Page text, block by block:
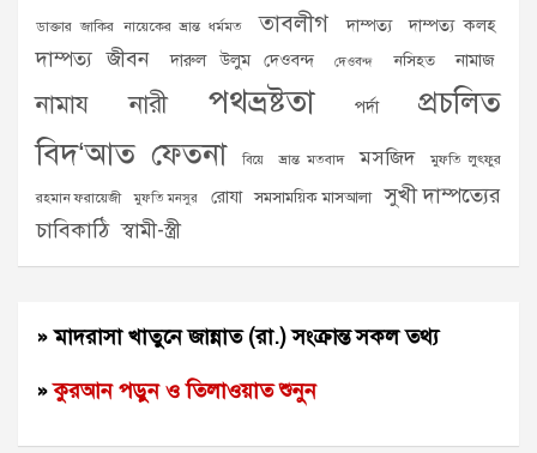
ডাক্তার জাকির নায়েকের ভ্রান্ত ধর্মমত তাবলীগ দাম্পত্য দাম্পত্য কলহ
দাম্পত্য জীবন দারুল উলুম দেওবন্দ দেওবন্দ নসিহত নামাজ
নামায নারী পথভ্রষ্টতা পর্দা
প্রচলিত
বিদ‘আত ফেতনা বিয়ে ভ্রান্ত মতবাদ মসজিদ মুফতি লুৎফুর
রহমান ফরায়েজী মুফতি মনসুর রোযা সমসাময়িক মাসআলা
সুখী দাম্পত্যের
চাবিকাঠি স্বামী-স্ত্রী
» মাদরাসা খাতুনে জান্নাত (রা.) সংক্রান্ত সকল তথ্য
» কুরআন পড়ুন ও তিলাওয়াত শুনুন